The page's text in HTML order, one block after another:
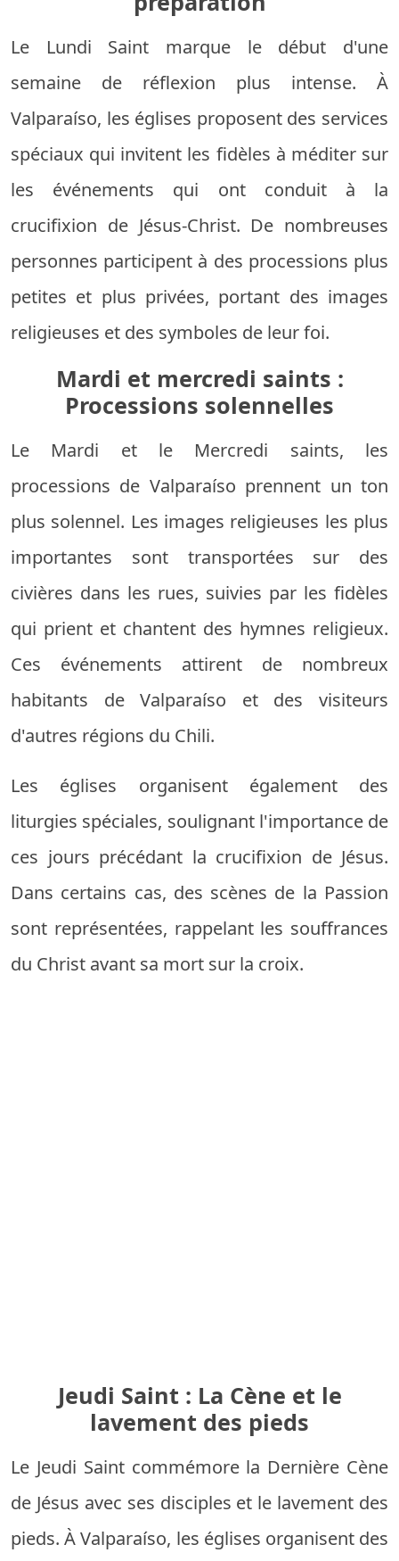
Le Lundi Saint marque le début d'une
semaine de réflexion plus intense. À
Valparaíso, les églises proposent des services
spéciaux qui invitent les fidèles à méditer sur
les événements qui ont conduit à la
crucifixion de Jésus-Christ. De nombreuses
personnes participent à des processions plus
petites et plus privées, portant des images
religieuses et des symboles de leur foi.
Mardi et mercredi saints :
Processions solennelles
Le Mardi et le Mercredi saints, les
processions de Valparaíso prennent un ton
plus solennel. Les images religieuses les plus
importantes sont transportées sur des
civières dans les rues, suivies par les fidèles
qui prient et chantent des hymnes religieux.
Ces événements attirent de nombreux
habitants de Valparaíso et des visiteurs
d'autres régions du Chili.
Les églises organisent également des
liturgies spéciales, soulignant l'importance de
ces jours précédant la crucifixion de Jésus.
Dans certains cas, des scènes de la Passion
sont représentées, rappelant les souffrances
du Christ avant sa mort sur la croix.
Jeudi Saint : La Cène et le
lavement des pieds
Le Jeudi Saint commémore la Dernière Cène
de Jésus avec ses disciples et le lavement des
pieds. À Valparaíso, les églises organisent des